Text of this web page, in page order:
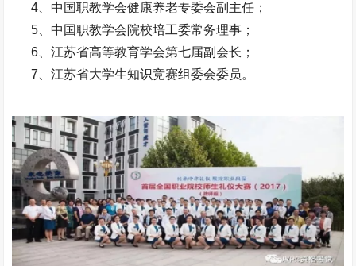
4、中国职教学会健康养老专委会副主任；
5、中国职教学会院校培工委常务理事；
6、江苏省高等教育学会第七届副会长；
7、江苏省大学生知识竞赛组委会委员。